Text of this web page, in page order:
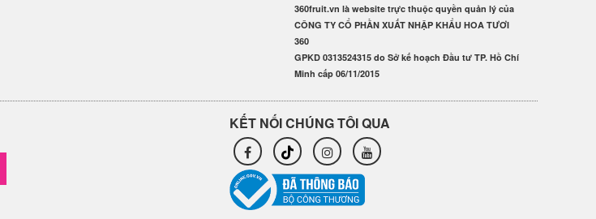
360fruit.vn là website trực thuộc quyền quản lý của
CÔNG TY CỔ PHẦN XUẤT NHẬP KHẨU HOA TƯƠI
360
GPKD 0313524315 do Sở kế hoạch Đầu tư TP. Hồ Chí
Minh cấp 06/11/2015
KẾT NỐI CHÚNG TÔI QUA